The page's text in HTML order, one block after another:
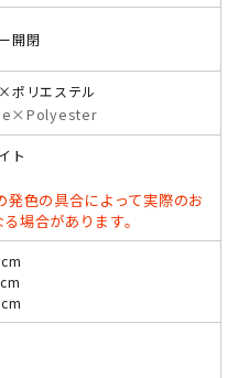
開閉
ポリエステル
ト
色の具合によって実際のお
場合があります。